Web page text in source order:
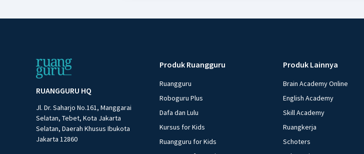
RUANGGURU HQ
Jl. Dr. Saharjo No.161, Manggarai
Selatan, Tebet, Kota Jakarta
Selatan, Daerah Khusus Ibukota
Jakarta 12860
Produk Ruangguru
Ruangguru
Roboguru Plus
Dafa dan Lulu
Kursus for Kids
Ruangguru for Kids
Produk Lainnya
Brain Academy Online
English Academy
Skill Academy
Ruangkerja
Schoters